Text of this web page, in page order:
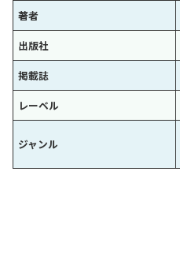
著者
出版社
掲載誌
レーベル
ジャンル